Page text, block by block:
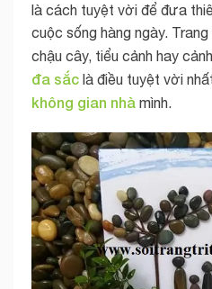
là cách tuyệt vời để đưa
cuộc sống hàng ngày.
chậu cây, tiểu cảnh hay
đa sắc là điều tuyệt vời
không gian nhà mình.